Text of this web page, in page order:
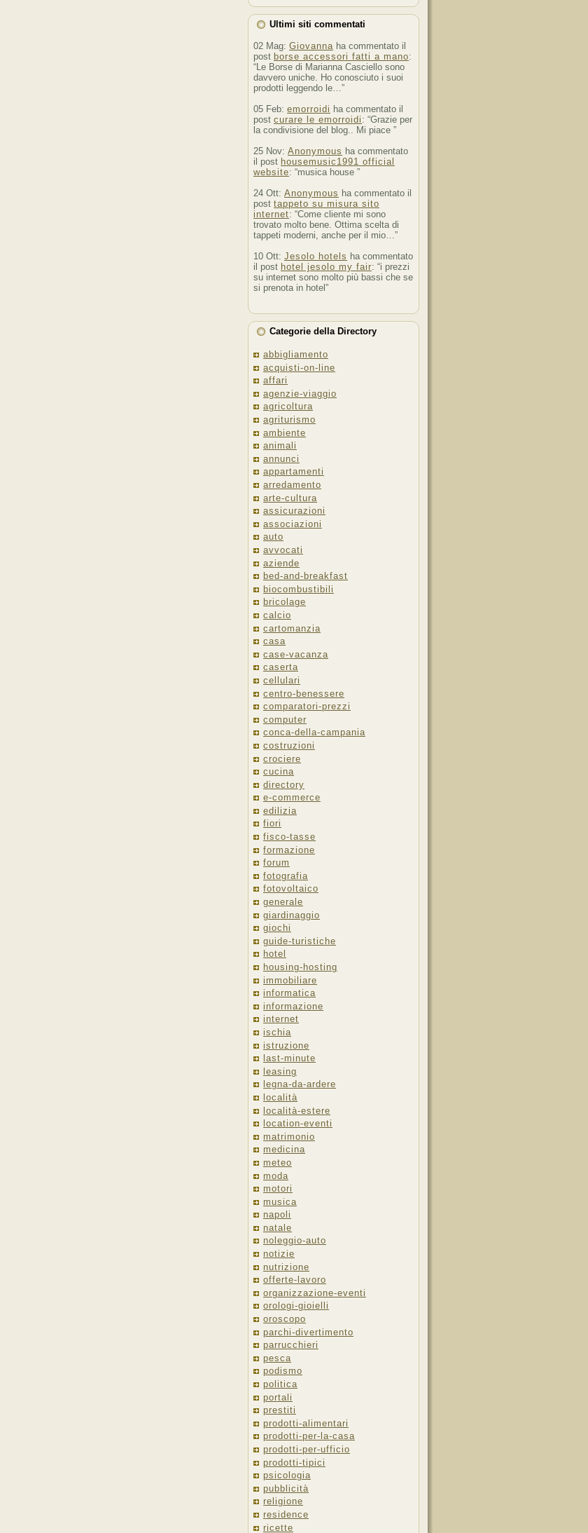
Ultimi siti commentati
02 Mag: Giovanna ha commentato il
post borse accessori fatti a mano:
“Le Borse di Marianna Casciello sono
davvero uniche. Ho conosciuto i suoi
prodotti leggendo le…”
05 Feb: emorroidi ha commentato il
post curare le emorroidi : “Grazie per
la condivisione del blog.. Mi piace ”
25 Nov: Anonymous ha commentato
il post housemusic1991 official
website: “musica house ”
24 Ott: Anonymous ha commentato il
post tappeto su misura sito
internet: “Come cliente mi sono
trovato molto bene. Ottima scelta di
tappeti moderni, anche per il mio…”
10 Ott: Jesolo hotels ha commentato
il post hotel jesolo my fair: “i prezzi
su internet sono molto più bassi che se
si prenota in hotel”
Categorie della Directory
abbigliamento
acquisti-on-line
affari
agenzie-viaggio
agricoltura
agriturismo
ambiente
animali
annunci
appartamenti
arredamento
arte-cultura
assicurazioni
associazioni
auto
avvocati
aziende
bed-and-breakfast
biocombustibili
bricolage
calcio
cartomanzia
casa
case-vacanza
caserta
cellulari
centro-benessere
comparatori-prezzi
computer
conca-della-campania
costruzioni
crociere
cucina
directory
e-commerce
edilizia
fiori
fisco-tasse
formazione
forum
fotografia
fotovoltaico
generale
giardinaggio
giochi
guide-turistiche
hotel
housing-hosting
immobiliare
informatica
informazione
internet
ischia
istruzione
last-minute
leasing
legna-da-ardere
località
località-estere
location-eventi
matrimonio
medicina
meteo
moda
motori
musica
napoli
natale
noleggio-auto
notizie
nutrizione
offerte-lavoro
organizzazione-eventi
orologi-gioielli
oroscopo
parchi-divertimento
parrucchieri
pesca
podismo
politica
portali
prestiti
prodotti-alimentari
prodotti-per-la-casa
prodotti-per-ufficio
prodotti-tipici
psicologia
pubblicità
religione
residence
ricette